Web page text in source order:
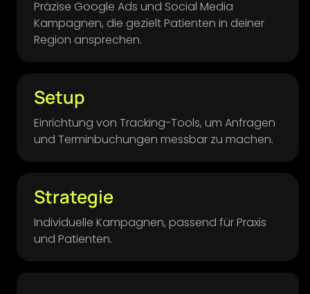
Präzise Google Ads und Social Media
Kampagnen, die gezielt Patienten in deiner
Region ansprechen.
Setup
Einrichtung von Tracking-Tools, um Anfragen
und Terminbuchungen messbar zu machen.
Strategie
Individuelle Kampagnen, passend für Praxis
und Patienten.